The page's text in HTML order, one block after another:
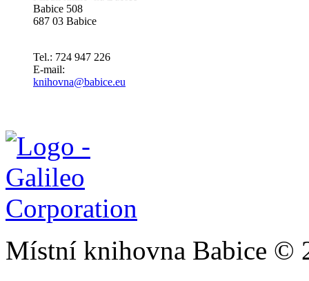
Babice 508
687 03 Babice
Tel.: 724 947 226
E-mail:
knihovna@babice.eu
Místní knihovna Babice ©